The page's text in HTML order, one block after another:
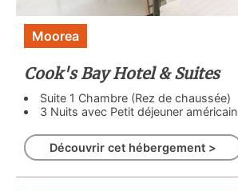
Moorea
Cook's Bay Hotel & Suites
Suite 1 Chambre (Rez de chaussée)
3 Nuits avec Petit déjeuner américain
Découvrir cet hébergement >